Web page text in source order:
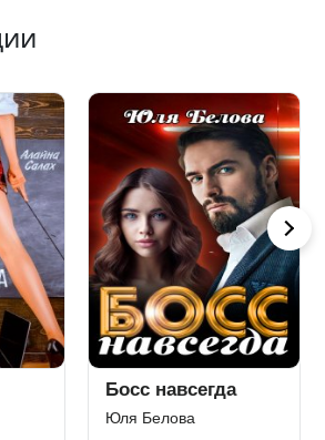
Босс навсегда
Юля Белова